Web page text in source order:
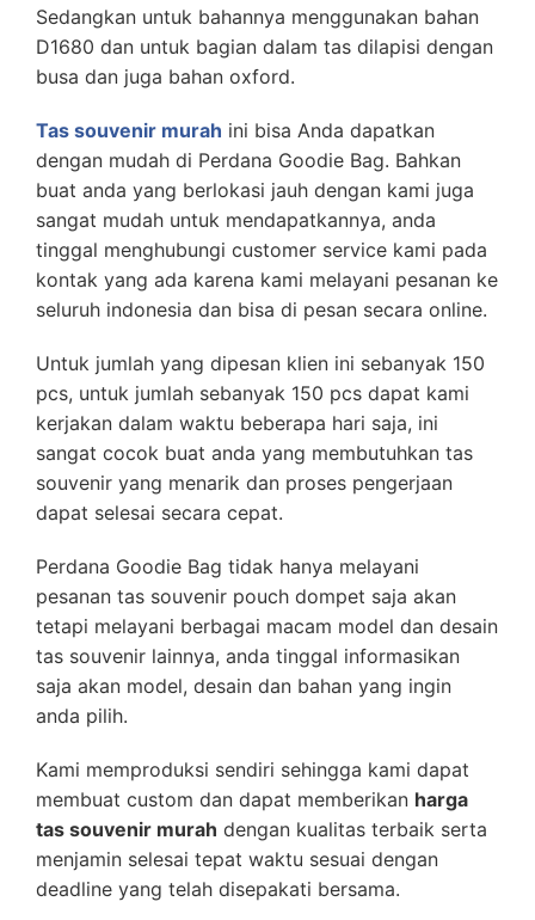
Sedangkan untuk bahannya menggunakan bahan
D1680 dan untuk bagian dalam tas dilapisi dengan
busa dan juga bahan oxford.
Tas souvenir murah ini bisa Anda dapatkan
dengan mudah di Perdana Goodie Bag. Bahkan
buat anda yang berlokasi jauh dengan kami juga
sangat mudah untuk mendapatkannya, anda
tinggal menghubungi customer service kami pada
kontak yang ada karena kami melayani pesanan ke
seluruh indonesia dan bisa di pesan secara online.
Untuk jumlah yang dipesan klien ini sebanyak 150
pcs, untuk jumlah sebanyak 150 pcs dapat kami
kerjakan dalam waktu beberapa hari saja, ini
sangat cocok buat anda yang membutuhkan tas
souvenir yang menarik dan proses pengerjaan
dapat selesai secara cepat.
Perdana Goodie Bag tidak hanya melayani
pesanan tas souvenir pouch dompet saja akan
tetapi melayani berbagai macam model dan desain
tas souvenir lainnya, anda tinggal informasikan
saja akan model, desain dan bahan yang ingin
anda pilih.
Kami memproduksi sendiri sehingga kami dapat
membuat custom dan dapat memberikan harga
tas souvenir murah dengan kualitas terbaik serta
menjamin selesai tepat waktu sesuai dengan
deadline yang telah disepakati bersama.